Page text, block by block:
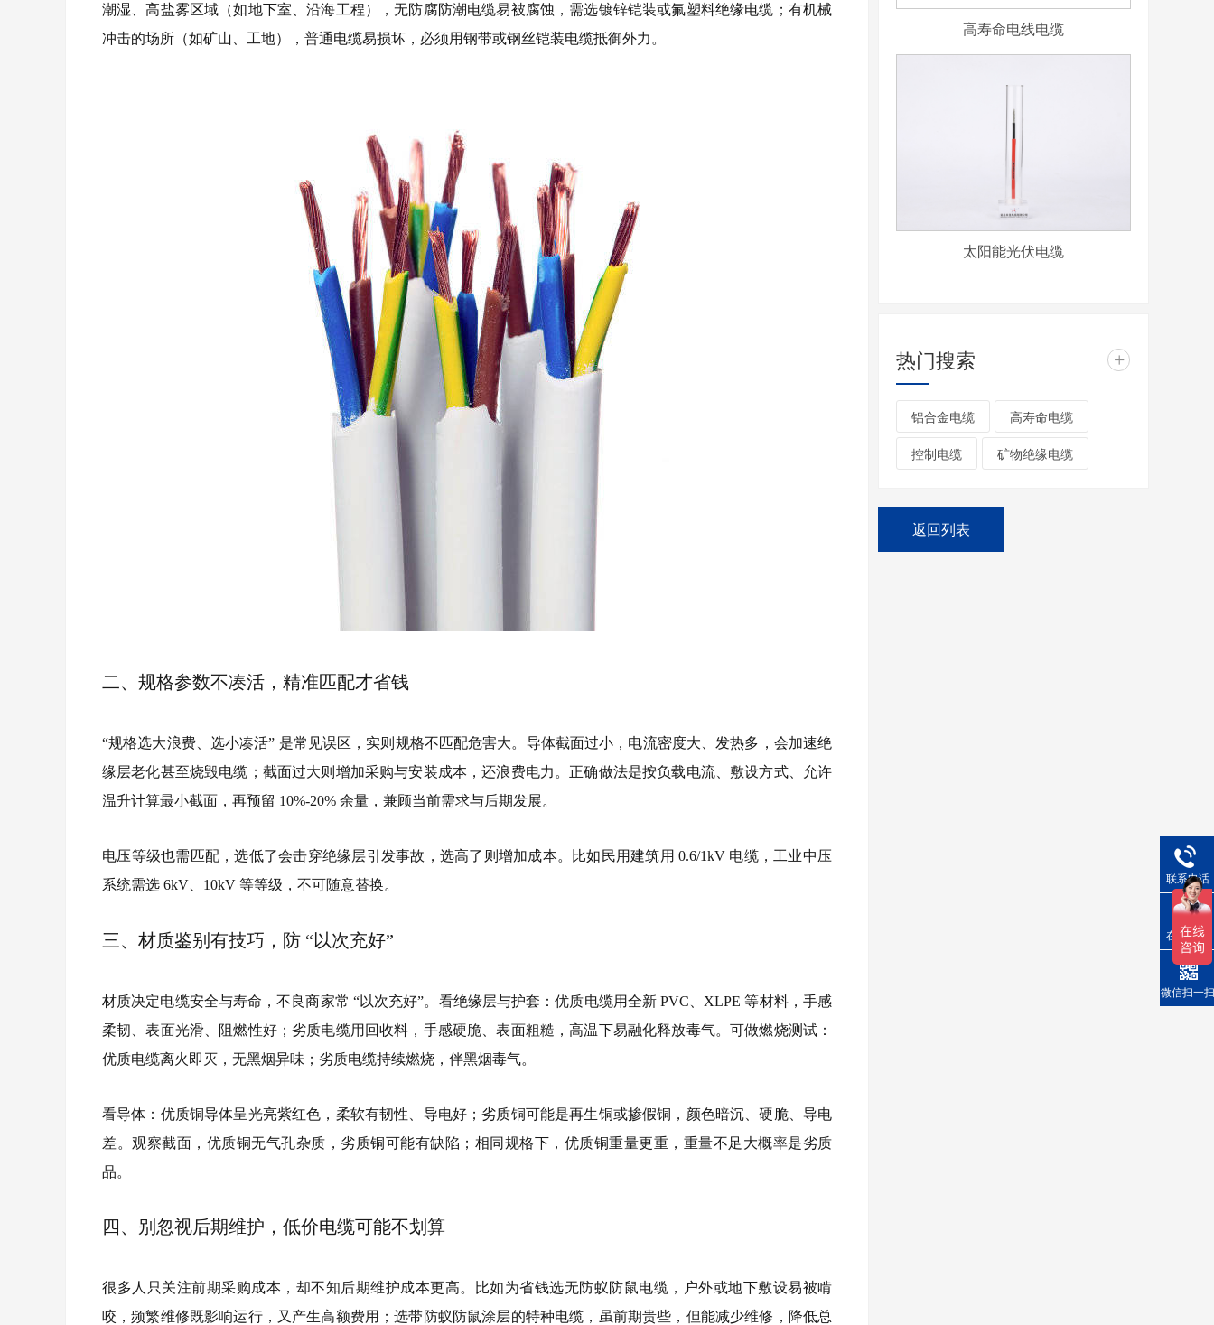
潮湿、高盐雾区域（如地下室、沿海工程），无防腐防潮电缆易被腐蚀，需选镀锌铠装或氟塑料绝缘电缆；有机械
冲击的场所（如矿山、工地），普通电缆易损坏，必须用钢带或钢丝铠装电缆抵御外力。
二、规格参数不凑活，精准匹配才省钱
“规格选大浪费、选小凑活” 是常见误区，实则规格不匹配危害大。导体截面过小，电流密度大、发热多，会加速绝
缘层老化甚至烧毁电缆；截面过大则增加采购与安装成本，还浪费电力。正确做法是按负载电流、敷设方式、允许
温升计算最小截面，再预留 10%-20% 余量，兼顾当前需求与后期发展。
电压等级也需匹配，选低了会击穿绝缘层引发事故，选高了则增加成本。比如民用建筑用 0.6/1kV 电缆，工业中压
系统需选 6kV、10kV 等等级，不可随意替换。
三、材质鉴别有技巧，防 “以次充好”
材质决定电缆安全与寿命，不良商家常 “以次充好”。看绝缘层与护套：优质电缆用全新 PVC、XLPE 等材料，手感
柔韧、表面光滑、阻燃性好；劣质电缆用回收料，手感硬脆、表面粗糙，高温下易融化释放毒气。可做燃烧测试：
优质电缆离火即灭，无黑烟异味；劣质电缆持续燃烧，伴黑烟毒气。
看导体：优质铜导体呈光亮紫红色，柔软有韧性、导电好；劣质铜可能是再生铜或掺假铜，颜色暗沉、硬脆、导电
差。观察截面，优质铜无气孔杂质，劣质铜可能有缺陷；相同规格下，优质铜重量更重，重量不足大概率是劣质
品。
四、别忽视后期维护，低价电缆可能不划算
很多人只关注前期采购成本，却不知后期维护成本更高。比如为省钱选无防蚁防鼠电缆，户外或地下敷设易被啃
咬，频繁维修既影响运行，又产生高额费用；选带防蚁防鼠涂层的特种电缆，虽前期贵些，但能减少维修，降低总
高寿命电线电缆
太阳能光伏电缆
热门搜索 +
铝合金电缆 高寿命电缆
控制电缆 矿物绝缘电缆
返回列表
联系电话
在线询价
微信扫一扫